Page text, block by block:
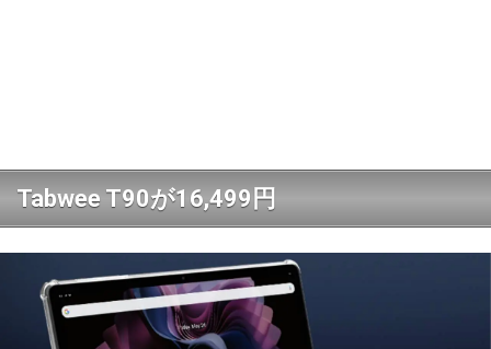
Tabwee T90が16,499円